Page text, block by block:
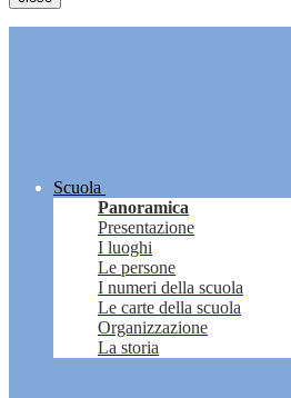
Scuola
Panoramica
Presentazione
I luoghi
Le persone
I numeri della scuola
Le carte della scuola
Organizzazione
La storia